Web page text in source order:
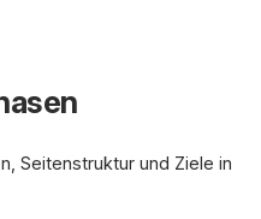
Seitenstruktur und Ziele in